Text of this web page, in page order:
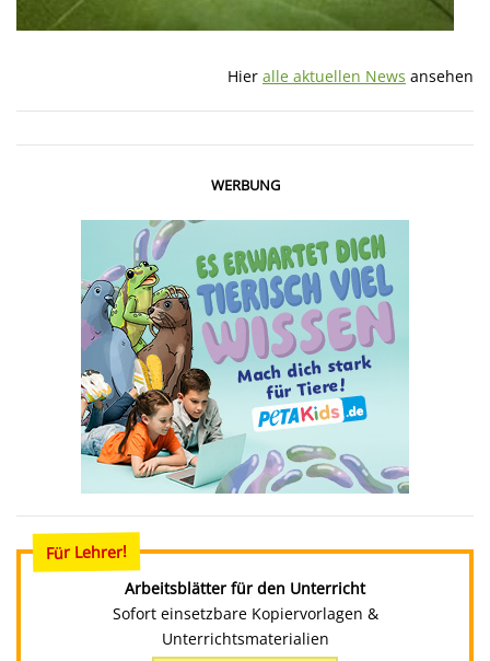
Hier alle aktuellen News ansehen
WERBUNG
Für Lehrer!
Arbeitsblätter für den Unterricht
Sofort einsetzbare Kopiervorlagen &
Unterrichtsmaterialien